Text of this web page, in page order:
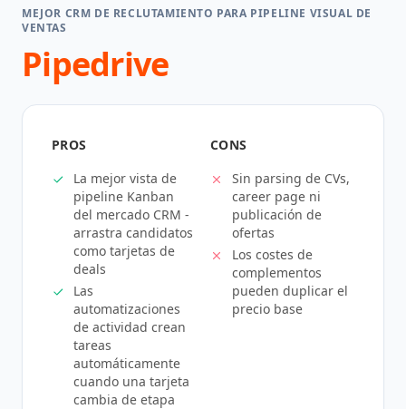
MEJOR CRM DE RECLUTAMIENTO PARA PIPELINE VISUAL DE
VENTAS
Pipedrive
PROS
La mejor vista de
pipeline Kanban
del mercado CRM -
arrastra candidatos
como tarjetas de
deals
Las
automatizaciones
de actividad crean
tareas
automáticamente
cuando una tarjeta
cambia de etapa
CONS
Sin parsing de CVs,
career page ni
publicación de
ofertas
Los costes de
complementos
pueden duplicar el
precio base